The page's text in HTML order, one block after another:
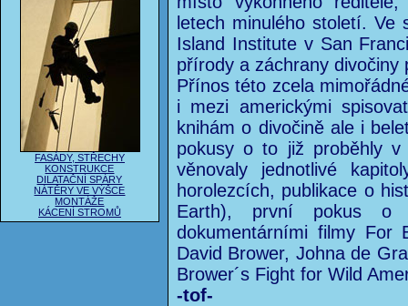
FASÁDY, STŘECHY
KONSTRUKCE
DILATAČNÍ SPÁRY
NÁTĚRY VE VÝŠCE
MONTÁŽE
KÁCENÍ STROMŮ
letech minulého století. Ve
Island Institute v San
přírody a záchrany divočiny
Přínos této zcela
i mezi americkými
knihám o divočině ale i
pokusy o to již proběhly v
věnovaly jednotlivé
horolezcích, publikace o
Earth), první pokus o
dokumentárními filmy For
David Brower, Johna de
Brower´s Fight for Wild
-tof-